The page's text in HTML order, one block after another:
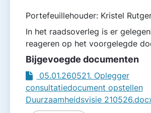
Portefeuillehouder: Kristel
In het raadsoverleg is er
reageren op het voorgelegde
Bijgevoegde documenten
05.01.260521. Oplegger
consultatiedocument opstellen
Duurzaamheidsvisie